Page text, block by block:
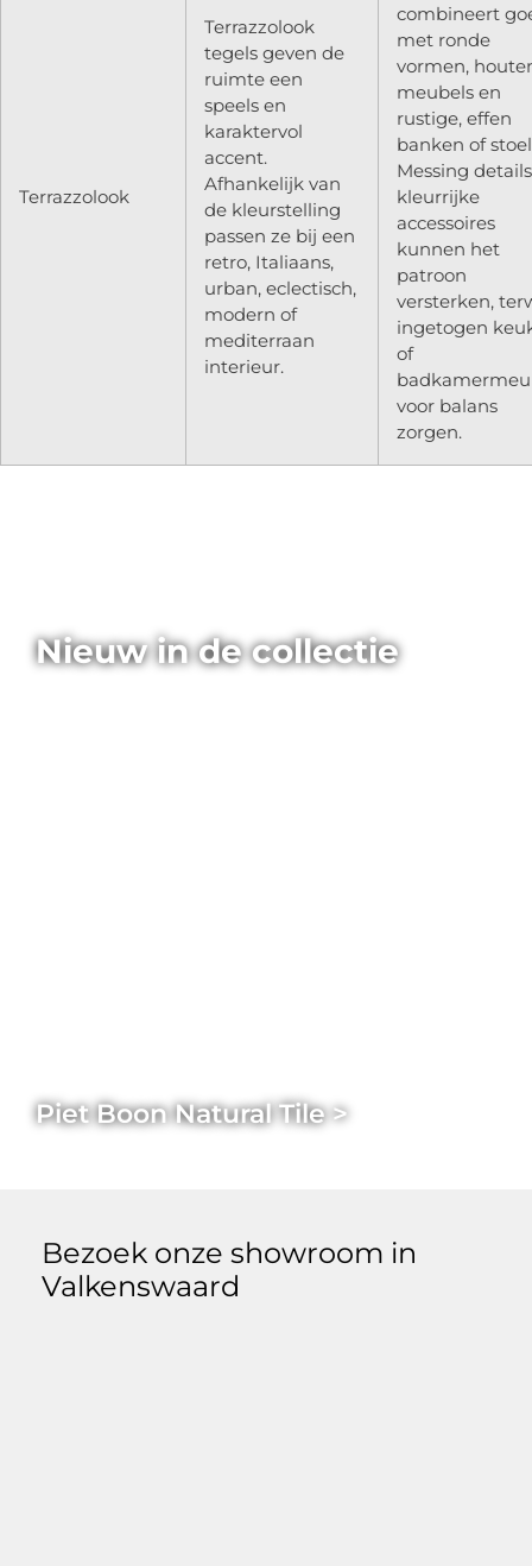
Terrazzolook
Terrazzolook
tegels geven de
ruimte een
speels en
karaktervol
accent.
Afhankelijk van
de kleurstelling
passen ze bij een
retro, Italiaans,
urban, eclectisch,
modern of
mediterraan
interieur.
combineert
met ronde
vormen,
meubels en
rustige, effen
banken of
Messing
kleurrijke
accessoires
kunnen het
patroon
versterken,
ingetogen
of
voor balans
zorgen.
Nieuw in de collectie
Piet Boon Natural Tile >
Bezoek onze showroom in
Valkenswaard